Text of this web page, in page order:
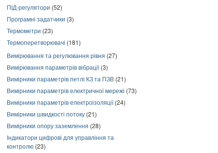
ПІД-регулятори (52)
Програмні задатчики (3)
Термометри (23)
Термоперетворювачі (181)
Вимірювання та регулювання рівня (27)
Вимірювання параметрів вібрації(3)
Вимірники параметрів петлі КЗ та ПЗВ (21)
Вимірники параметрів електричної мережі (73)
Вимірники параметрів електроізоляції(24)
Вимірники швидкості потоку (21)
Вимірники опору заземлення (28)
Індикатори цифрові для управління та
контролю (23)